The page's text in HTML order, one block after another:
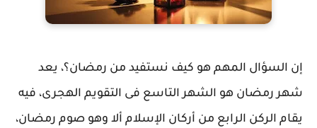
إن السؤال المهم هو كيف نستفيد من رمضان؟، يعد
شهر رمضان هو الشهر التاسع فى التقويم الهجرى، فيه
يقام الركن الرابع من أركان الإسلام ألا وهو صوم رمضان،